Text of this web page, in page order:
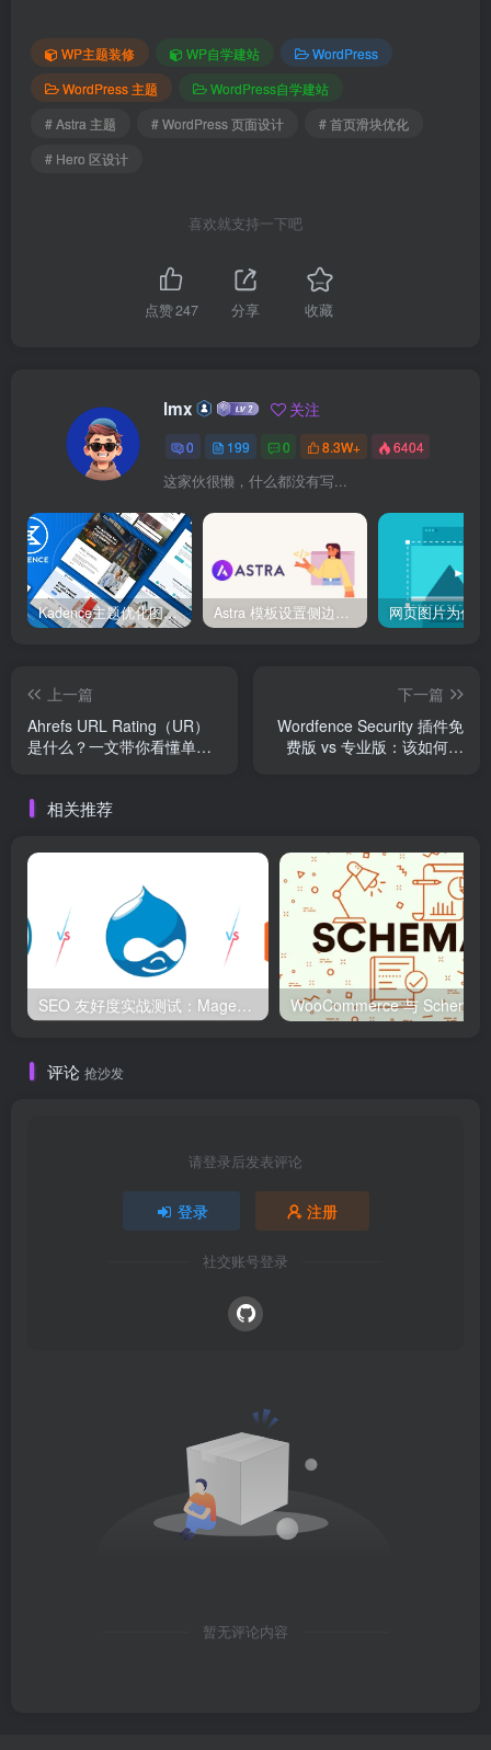
WP主题装修 WP自学建站
WordPress
WordPress 主题
WordPress自学建站
# Astra 主题
# WordPress 页面设计
# 首页滑块优化
# Hero 区设计
喜欢就支持一下吧
点赞247 分享 收藏
lmx 关注
0 199 0 8.3W+ 6404
这家伙很懒，什么都没有写...
Kadence主题优化图像加载速度完全指南：让你的站点快到超乎想象！ Astra 模板设置侧边栏与全宽页面切换
上一篇
Ahrefs URL Rating（UR）
是什么？一文带你看懂单页
下一篇
Wordfence Security 插件免
费版 vs 专业版：该如何选
相关推荐
SEO 友好度实战测试：Magento、WordPress、Drupal 在核心 SEO 要素上的表现对比
评论 抢沙发
请登录后发表评论
登录 注册
社交账号登录
暂无评论内容